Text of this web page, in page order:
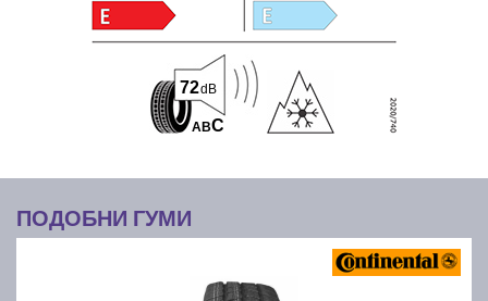
ABC
72dB
ПОДОБНИ ГУМИ